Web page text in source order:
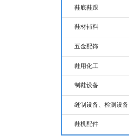
鞋底鞋跟
鞋材辅料
五金配饰
鞋用化工
制鞋设备
缝制设备、检测设备
鞋机配件